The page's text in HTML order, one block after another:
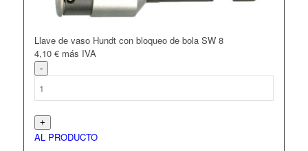
Llave de vaso Hundt con bloqueo de bola SW 8
4,10 € más IVA
AL PRODUCTO